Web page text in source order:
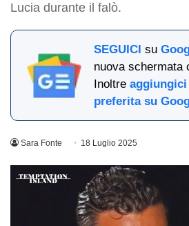
Lucia durante il falò.
SEGUICI su
nuova schermata
Inoltre
preferita su
Sara Fonte 18 Luglio 2025